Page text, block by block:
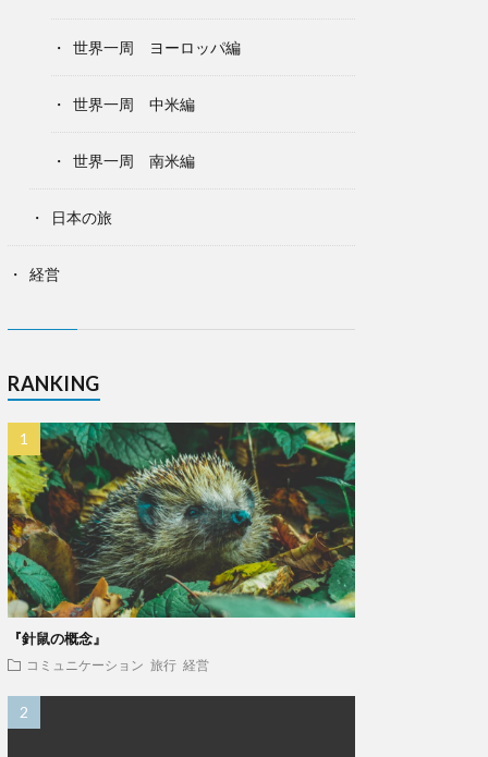
世界一周 ヨーロッパ編
世界一周 中米編
世界一周 南米編
日本の旅
経営
RANKING
『針鼠の概念』
コミュニケーション 旅行 経営